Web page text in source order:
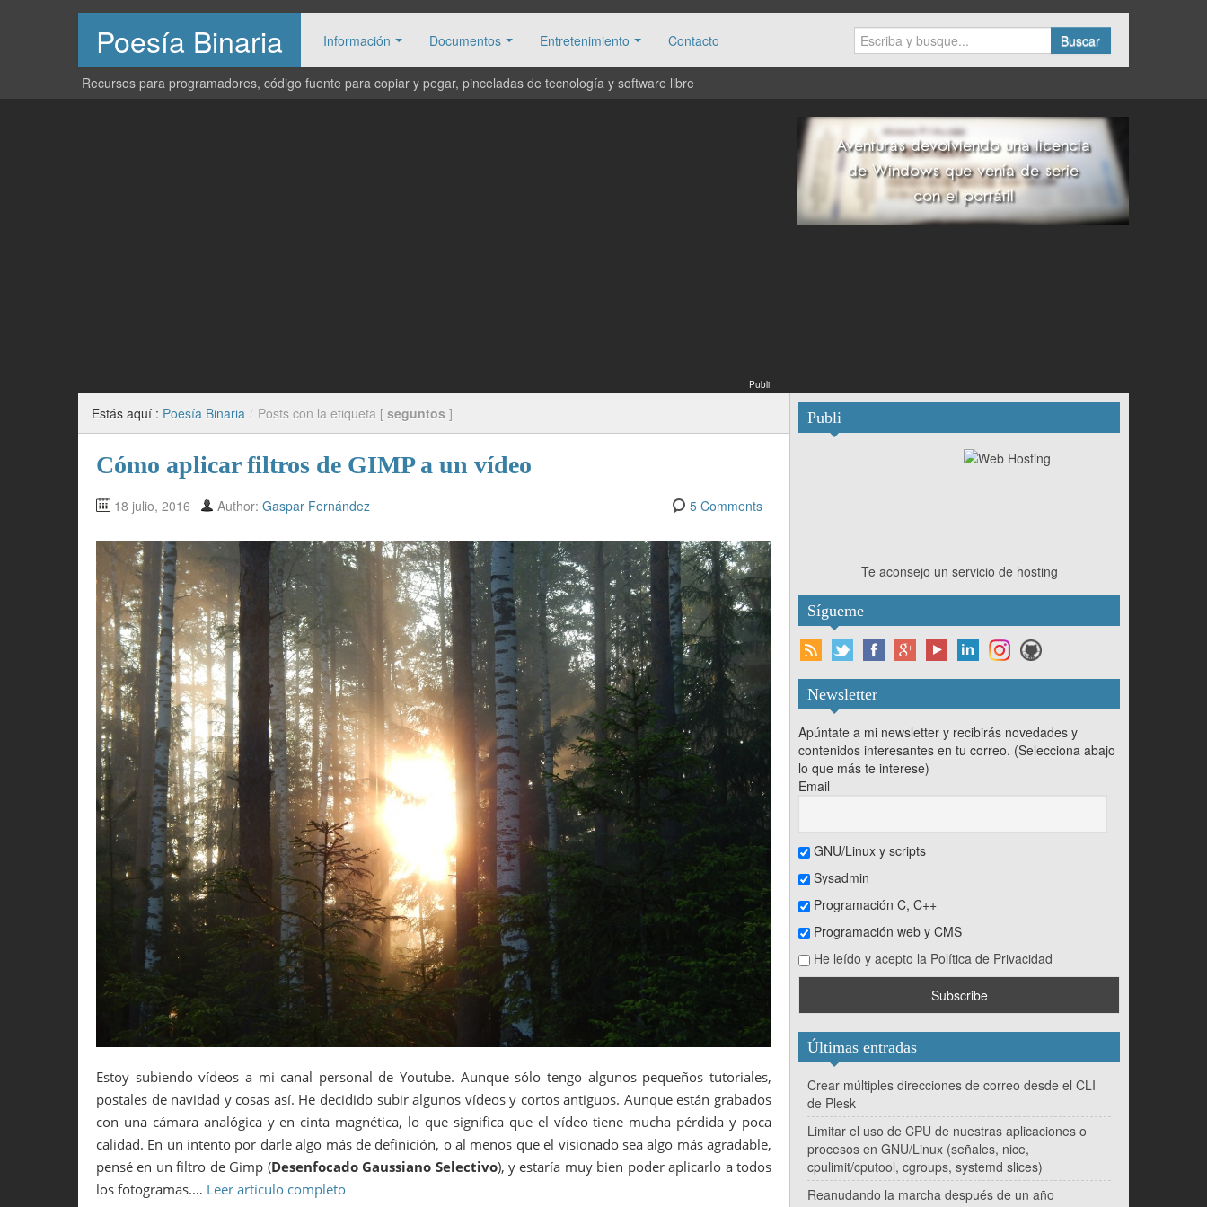
Poesía Binaria Información Documentos Entretenimiento Contacto Buscar
Recursos para programadores, código fuente para copiar y pegar, pinceladas de tecnología y software libre
Publi
Estás aquí : Poesía Binaria / Posts con la etiqueta [ seguntos ]
Cómo aplicar filtros de GIMP a un vídeo
18 julio, 2016 Author: Gaspar Fernández 5 Comments
Estoy subiendo vídeos a mi canal personal de Youtube. Aunque sólo tengo algunos pequeños tutoriales,
postales de navidad y cosas así. He decidido subir algunos vídeos y cortos antiguos. Aunque están grabados
con una cámara analógica y en cinta magnética, lo que significa que el vídeo tiene mucha pérdida y poca
calidad. En un intento por darle algo más de definición, o al menos que el visionado sea algo más agradable,
pensé en un filtro de Gimp (Desenfocado Gaussiano Selectivo), y estaría muy bien poder aplicarlo a todos
los fotogramas.… Leer artículo completo
Publi
Te aconsejo un servicio de hosting
Sígueme
Newsletter
Apúntate a mi newsletter y recibirás novedades y
contenidos interesantes en tu correo. (Selecciona abajo
lo que más te interese)
Email
GNU/Linux y scripts
Sysadmin
Programación C, C++
Programación web y CMS
He leído y acepto la Política de Privacidad
Últimas entradas
Crear múltiples direcciones de correo desde el CLI
de Plesk
Limitar el uso de CPU de nuestras aplicaciones o
procesos en GNU/Linux (señales, nice,
cpulimit/cputool, cgroups, systemd slices)
Reanudando la marcha después de un año